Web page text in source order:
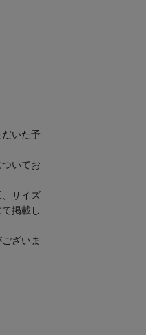
いた予
いてお
サイズ
掲載し
ざいま